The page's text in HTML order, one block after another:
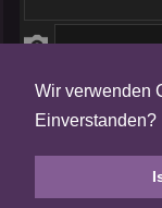
Wir verwenden
Einverstanden?
Tweets by